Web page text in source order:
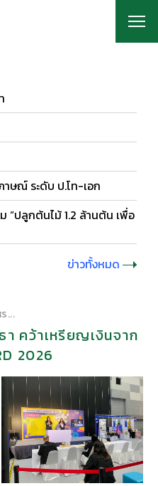
ษณ์ ระดับ ป.โท-เอก
“ปลูกต้นไม้ 1.2 ล้านต้น เพื่อ
ข่าวทั้งหมด
...
า คว้าเหรียญเงินจาก
2026